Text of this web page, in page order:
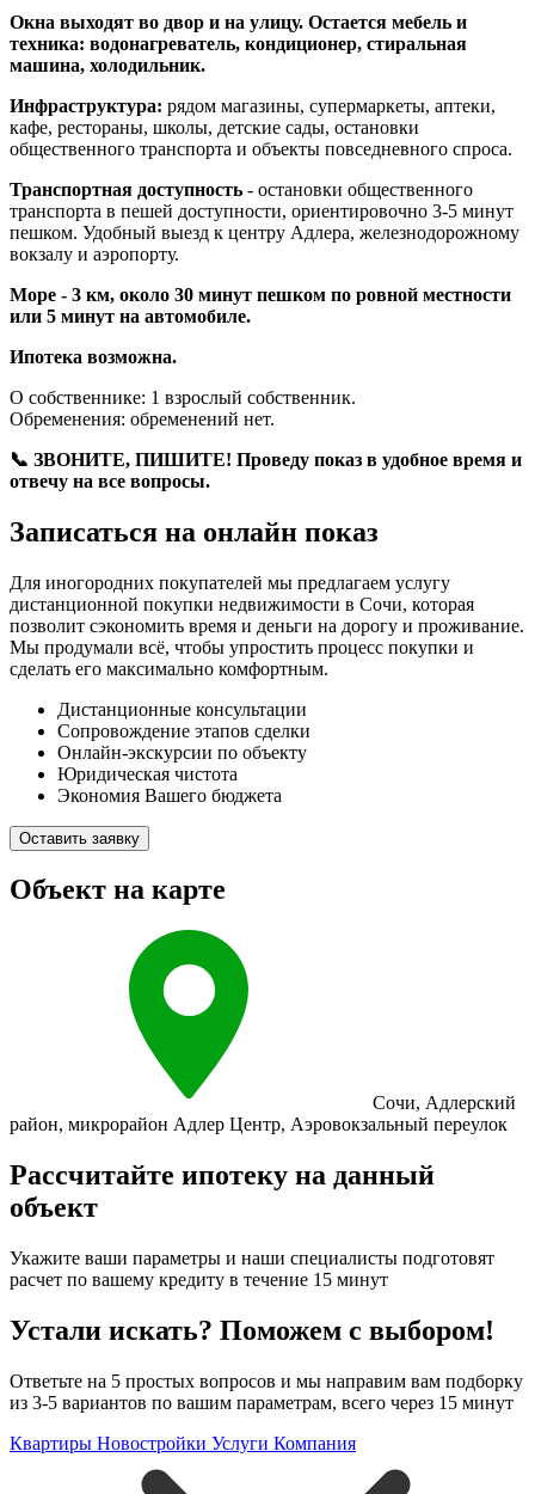
Окна выходят во двор и на улицу. Остается мебель и
техника: водонагреватель, кондиционер, стиральная
машина, холодильник.
Инфраструктура: рядом магазины, супермаркеты, аптеки,
кафе, рестораны, школы, детские сады, остановки
общественного транспорта и объекты повседневного спроса.
Транспортная доступность - остановки общественного
транспорта в пешей доступности, ориентировочно 3-5 минут
пешком. Удобный выезд к центру Адлера, железнодорожному
вокзалу и аэропорту.
Море - 3 км, около 30 минут пешком по ровной местности
или 5 минут на автомобиле.
Ипотека возможна.
О собственнике: 1 взрослый собственник.
Обременения: обременений нет.
📞 ЗВОНИТЕ, ПИШИТЕ! Проведу показ в удобное время и
отвечу на все вопросы.
Записаться на онлайн показ
Для иногородних покупателей мы предлагаем услугу
дистанционной покупки недвижимости в Сочи, которая
позволит сэкономить время и деньги на дорогу и проживание.
Мы продумали всё, чтобы упростить процесс покупки и
сделать его максимально комфортным.
Дистанционные консультации
Сопровождение этапов сделки
Онлайн-экскурсии по объекту
Юридическая чистота
Экономия Вашего бюджета
Оставить заявку
Объект на карте
Сочи, Адлерский
район, микрорайон Адлер Центр, Аэровокзальный переулок
Рассчитайте ипотеку на данный
объект
Укажите ваши параметры и наши специалисты подготовят
расчет по вашему кредиту в течение 15 минут
Устали искать? Поможем с выбором!
Ответьте на 5 простых вопросов и мы направим вам подборку
из 3-5 вариантов по вашим параметрам, всего через 15 минут
Квартиры Новостройки Услуги Компания